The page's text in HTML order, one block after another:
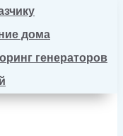
дома
генераторов